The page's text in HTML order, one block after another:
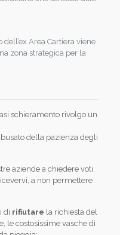
Area Cartiera viene
zona strategica per la
schieramento rivolgo un
della pazienza degli
aziende a chiedere voti.
a non permettere
di rifiutare la richiesta del
le costosissime vasche di